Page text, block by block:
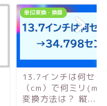
単位変換・換算
13.7インチは何セン
（cm）で何ミリ
変換方法は？ 縦...